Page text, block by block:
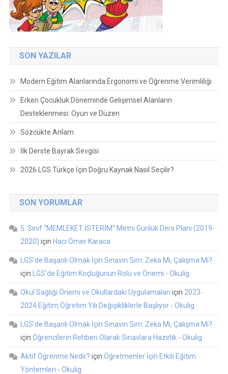
SON YAZILAR
Modern Eğitim Alanlarında Ergonomi ve Öğrenme Verimliliği
Erken Çocukluk Döneminde Gelişimsel Alanların
Desteklenmesi: Oyun ve Düzen
Sözcükte Anlam
İlk Derste Bayrak Sevgisi
2026 LGS Türkçe İçin Doğru Kaynak Nasıl Seçilir?
SON YORUMLAR
5. Sınıf “MEMLEKET İSTERİM” Metni Günlük Ders Planı (2019-
2020) için Hacı Ömer Karaca
LGS’de Başarılı Olmak İçin Sınavın Sırrı: Zeka Mı, Çalışma Mı?
için
LGS'de Eğitim Koçluğunun Rolü ve Önemi - Okulig
Okul Sağlığı Önemi ve Okullardaki Uygulamaları için 2023-
2024 Eğitim Öğretim Yılı Değişikliklerle Başlıyor - Okulig
LGS’de Başarılı Olmak İçin Sınavın Sırrı: Zeka Mı, Çalışma Mı?
için Öğrencilerin Rehberi Olarak Sınavlara Hazırlık - Okulig
Aktif Öğrenme Nedir? için Öğretmenler İçin Etkili Eğitim
Yöntemleri - Okulig